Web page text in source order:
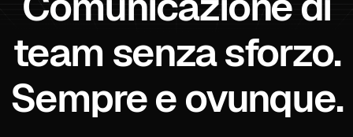
team senza sforzo.
Sempre e ovunque.